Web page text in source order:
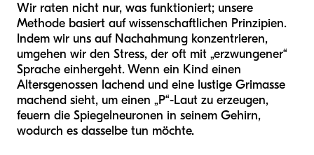
Wir raten nicht nur, was funktioniert; unsere
Methode basiert auf wissenschaftlichen Prinzipien.
Indem wir uns auf Nachahmung konzentrieren,
umgehen wir den Stress, der oft mit „erzwungener“
Sprache einhergeht. Wenn ein Kind einen
Altersgenossen lachend und eine lustige Grimasse
machend sieht, um einen „P“-Laut zu erzeugen,
feuern die Spiegelneuronen in seinem Gehirn,
wodurch es dasselbe tun möchte.